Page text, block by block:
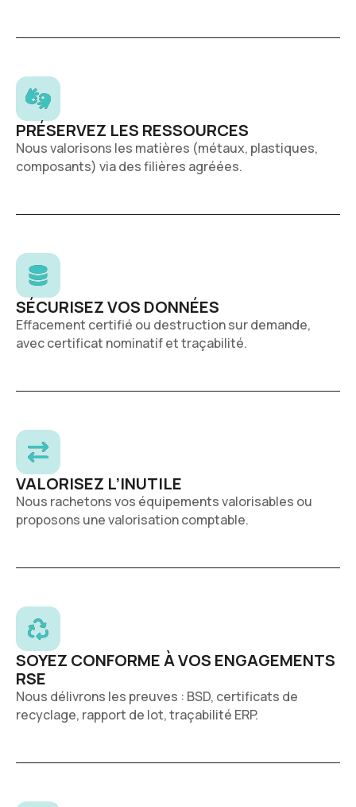
PRÉSERVEZ LES RESSOURCES
Nous valorisons les matières (métaux, plastiques,
composants) via des filières agréées.
SÉCURISEZ VOS DONNÉES
Effacement certifié ou destruction sur demande,
avec certificat nominatif et traçabilité.
VALORISEZ L’INUTILE
Nous rachetons vos équipements valorisables ou
proposons une valorisation comptable.
SOYEZ CONFORME À VOS ENGAGEMENTS
RSE
Nous délivrons les preuves : BSD, certificats de
recyclage, rapport de lot, traçabilité ERP.